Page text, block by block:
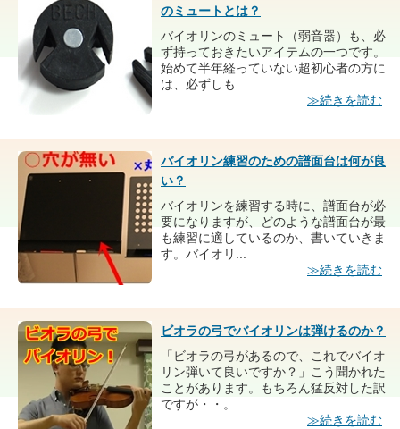
のミュートとは？
バイオリンのミュート（弱音器）も、必
ず持っておきたいアイテムの一つです。
始めて半年経っていない超初心者の方に
は、必ずしも...
≫続きを読む
バイオリン練習のための譜面台は何が良
い？
バイオリンを練習する時に、譜面台が必
要になりますが、どのような譜面台が最
も練習に適しているのか、書いていきま
す。バイオリ...
≫続きを読む
ビオラの弓でバイオリンは弾けるのか？
「ビオラの弓があるので、これでバイオ
リン弾いて良いですか？」こう聞かれた
ことがあります。もちろん猛反対した訳
ですが・・。...
≫続きを読む